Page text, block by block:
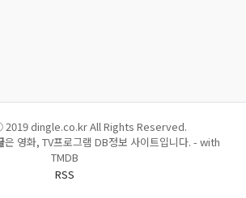
dingle.co.kr All Rights Reserved.
은 영화, TV프로그램 DB정보 사이트입니다. - with
TMDB
RSS